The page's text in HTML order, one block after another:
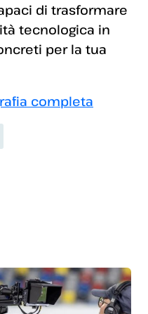
di trasformare
tecnologica in
per la tua
completa